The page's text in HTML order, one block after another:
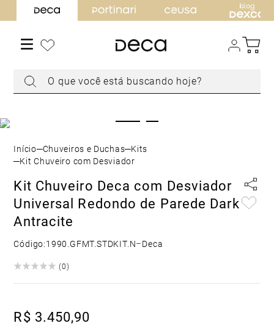
O que você está buscando hoje?
Chuveiros e Duchas
Kits
Kit Chuveiro com Desviador
Kit Chuveiro Deca com Desviador
Universal Redondo de Parede Dark
Antracite
Código:1990.GFMT.STDKIT.N–Deca
(0 )
R$ 3.450,90
TERMOS MAIS BUSCADOS
cuba
chuveiro
4º
acabamento registro
7º
level
8º
toalheiro
9
torneira parede
10º cuba embutir